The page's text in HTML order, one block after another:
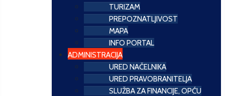
TURIZAM
PREPOZNATLJIVOST
MAPA
INFO PORTAL
ADMINISTRACIJA
URED NAČELNIKA
URED PRAVOBRANITELJA
SLUŽBA ZA FINANCIJE, OPĆU